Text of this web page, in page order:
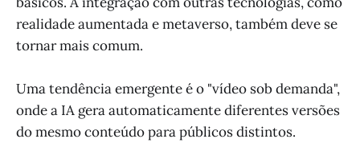
realidade aumentada e metaverso, também deve se
tornar mais comum.
Uma tendência emergente é o "vídeo sob demanda",
onde a IA gera automaticamente diferentes versões
do mesmo conteúdo para públicos distintos.